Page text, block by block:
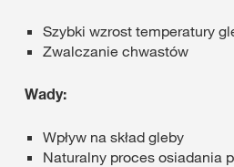
Szybki wzrost temperatury
Zwalczanie chwastów
Wady:
Wpływ na skład gleby
Naturalny proces osiadania